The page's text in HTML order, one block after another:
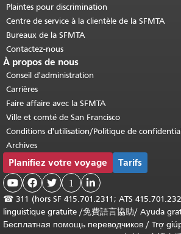
Plaintes pour discrimination
Centre de service à la clientèle de la SFMTA
Bureaux de la SFMTA
Contactez-nous
À propos de nous
Conseil d'administration
Carrières
Faire affaire avec la SFMTA
Ville et comté de San Francisco
Conditions d'utilisation/Politique de
Archives
Planifiez votre voyage Tarifs
   1 
☎ 311 (hors SF 415.701.2311; ATS
linguistique gratuite /免費語言協助/ Ayuda
Бесплатная помощь переводчиков / Trợ